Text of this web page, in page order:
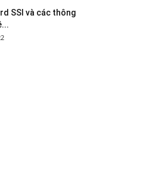
SSI và các thông